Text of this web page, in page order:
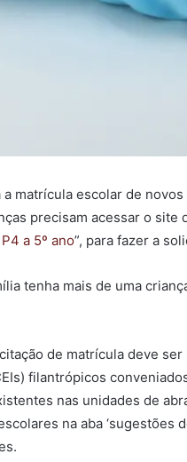
matrícula escolar de
precisam acessar o site
a 5º ano”, para fazer a
tenha mais de uma
de matrícula deve ser
filantrópicos
nas unidades de
na aba ‘sugestões